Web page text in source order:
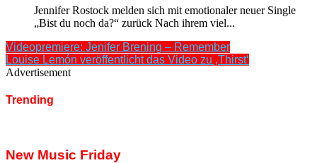
Jennifer Rostock melden sich mit emotionaler neuer Single
„Bist du noch da?“ zurück Nach ihrem viel...
Videopremiere: Jenifer Brening – Remember
Louise Lemón veröffentlicht das Video zu ‚Thirst‘
Advertisement
Trending
New Music Friday